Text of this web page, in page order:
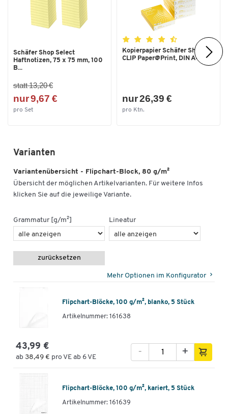
Schäfer Shop Select
Haftnotizen, 75 x 75 mm, 100
B...
statt 13,20 €
nur 9,67 €
pro Set
Kopierpapier Schäfer Shop
CLIP Paper@Print, DIN A4...
nur 26,39 €
pro Ktn.
Varianten
Variantenübersicht - Flipchart-Block, 80 g/m²
Übersicht der möglichen Artikelvarianten. Für weitere Infos
klicken Sie auf die jeweilige Variante.
Grammatur [g/m²] Lineatur
zurücksetzen
Mehr Optionen im Konfigurator
Flipchart-Blöcke, 100 g/m², blanko, 5 Stück
Artikelnummer: 161638
43,99 €
ab 38,49 € pro VE ab 6 VE
+
-
Flipchart-Blöcke, 100 g/m², kariert, 5 Stück
Artikelnummer: 161639